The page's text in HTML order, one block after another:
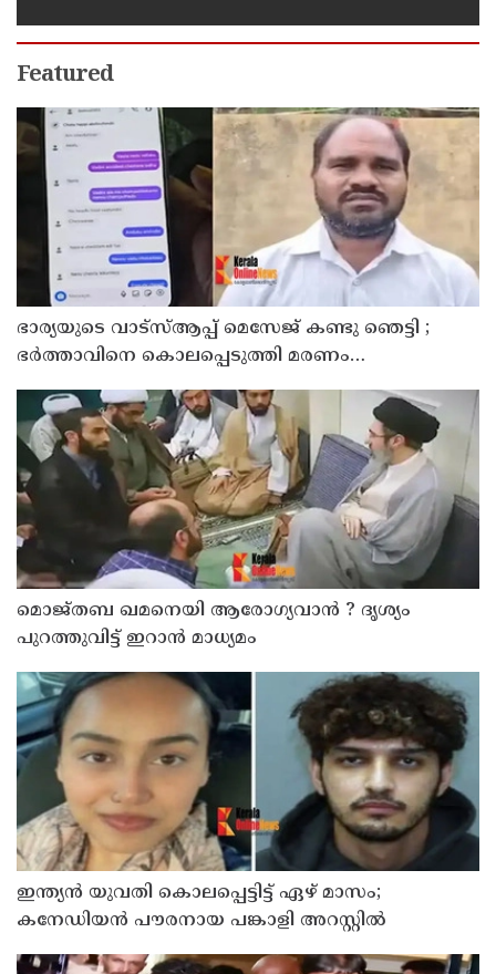
സുരക്ഷാ കൗണ്‍സില്‍
Featured
ഭാര്യയുടെ വാട്സ്ആപ്പ് മെസേജ് കണ്ടു ഞെട്ടി ;
ഭര്‍ത്താവിനെ കൊലപ്പെടുത്തി മരണം
പദ്ധതിയിട്ട യുവതിയും സുഹൃത്തും ഒളിവില്‍
മൊജ്തബ ഖമനെയി ആരോഗ്യവാന്‍ ? ദൃശ്യം
പുറത്തുവിട്ട് ഇറാന്‍ മാധ്യമം
ഇന്ത്യന്‍ യുവതി കൊലപ്പെട്ടിട്ട് ഏഴ് മാസം;
കനേഡിയന്‍ പൗരനായ പങ്കാളി അറസ്റ്റില്‍